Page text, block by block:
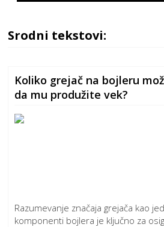
Srodni tekstovi:
Koliko grejač na bojleru
da mu produžite vek?
Razumevanje značaja grejača kao
komponenti bojlera je ključno za